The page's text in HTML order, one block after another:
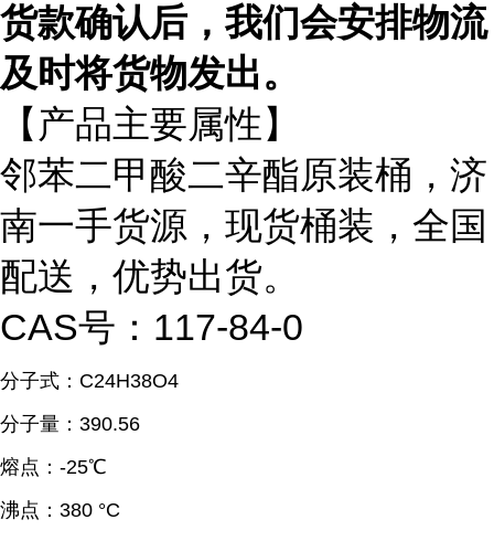
货款确认后，我们会安排物流
及时将货物发出。
【产品主要属性】
邻苯二甲酸二辛酯原装桶，济
南一手货源，现货桶装，全国
配送，优势出货。
CAS号：117-84-0
分子式：C24H38O4
分子量：390.56
熔点：-25℃
沸点：380 °C